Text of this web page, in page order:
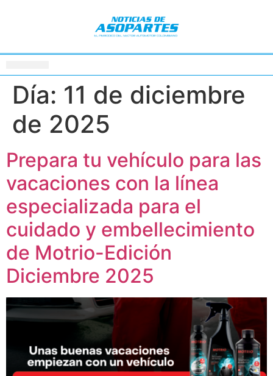
Día: 11 de diciembre
de 2025
Prepara tu vehículo para las
vacaciones con la línea
especializada para el
cuidado y embellecimiento
de Motrio-Edición
Diciembre 2025